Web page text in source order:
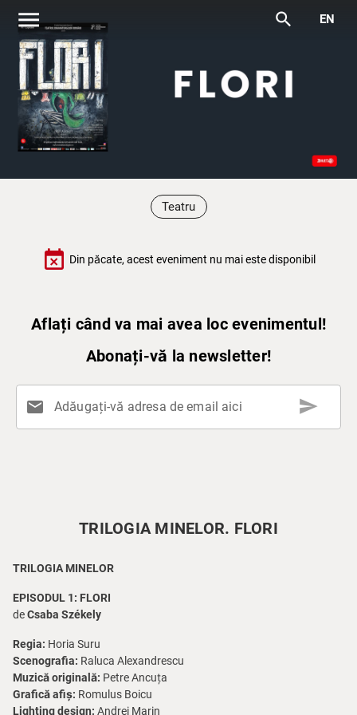
menu search EN
Teatru
event_busy Din păcate, acest eveniment nu mai este disponibil
Aflați când va mai avea loc evenimentul!
Abonați-vă la newsletter!
mail Adăugați-vă adresa de email aici send
TRILOGIA MINELOR. FLORI
TRILOGIA MINELOR
EPISODUL 1: FLORI
deCsaba Székely
Regia: Horia Suru
Scenografia: Raluca Alexandrescu
Muzică originală: Petre Ancuța
Grafică afiș: Romulus Boicu
Lighting design: Andrei Marin